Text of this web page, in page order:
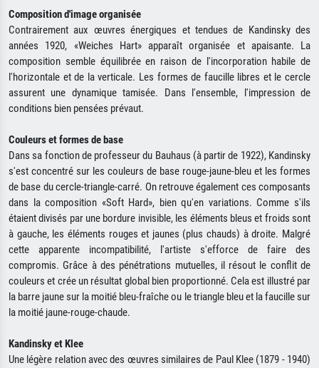
Composition d'image organisée
Contrairement aux œuvres énergiques et tendues de Kandinsky des
années 1920, «Weiches Hart» apparaît organisée et apaisante. La
composition semble équilibrée en raison de l'incorporation habile de
l'horizontale et de la verticale. Les formes de faucille libres et le cercle
assurent une dynamique tamisée. Dans l'ensemble, l'impression de
conditions bien pensées prévaut.
Couleurs et formes de base
Dans sa fonction de professeur du Bauhaus (à partir de 1922), Kandinsky
s'est concentré sur les couleurs de base rouge-jaune-bleu et les formes
de base du cercle-triangle-carré. On retrouve également ces composants
dans la composition «Soft Hard», bien qu'en variations. Comme s'ils
étaient divisés par une bordure invisible, les éléments bleus et froids sont
à gauche, les éléments rouges et jaunes (plus chauds) à droite. Malgré
cette apparente incompatibilité, l'artiste s'efforce de faire des
compromis. Grâce à des pénétrations mutuelles, il résout le conflit de
couleurs et crée un résultat global bien proportionné. Cela est illustré par
la barre jaune sur la moitié bleu-fraîche ou le triangle bleu et la faucille sur
la moitié jaune-rouge-chaude.
Kandinsky et Klee
Une légère relation avec des œuvres similaires de Paul Klee (1879 - 1940)